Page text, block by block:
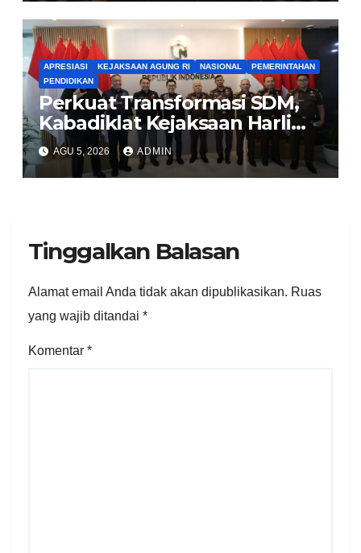
APRESIASI KEJAKSAAN AGUNG RI NASIONAL
PEMERINTAHAN
PENDIDIKAN
Perkuat Transformasi SDM,
Kabadiklat Kejaksaan Harli
Siregar Jalin Sinergi dengan
LAN RI
AGU 5, 2026 ADMIN
Tinggalkan Balasan
Alamat email Anda tidak akan dipublikasikan. Ruas
yang wajib ditandai *
Komentar *